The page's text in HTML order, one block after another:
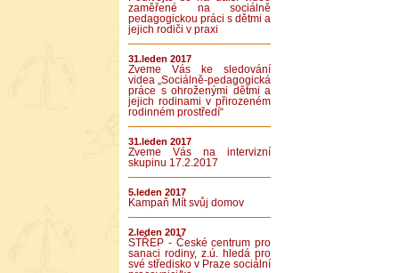
zaměřené na sociálně
pedagogickou práci s dětmi a
jejich rodiči v praxi
31.leden 2017
Zveme Vás ke sledování
videa „Sociálně-pedagogická
práce s ohroženými dětmi a
jejich rodinami v přirozeném
rodinném prostředí“
31.leden 2017
Zveme Vás na intervizní
skupinu 17.2.2017
5.leden 2017
Kampaň Mít svůj domov
2.leden 2017
STŘEP - České centrum pro
sanaci rodiny, z.ú. hledá pro
své středisko v Praze sociální